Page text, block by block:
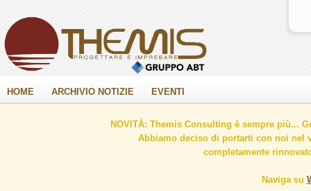
HOME ARCHIVIO NOTIZIE EVENTI
NOVITÀ: Themis Consulting è sempre più...
Abbiamo deciso di portarti con noi nel
completamente
Naviga su